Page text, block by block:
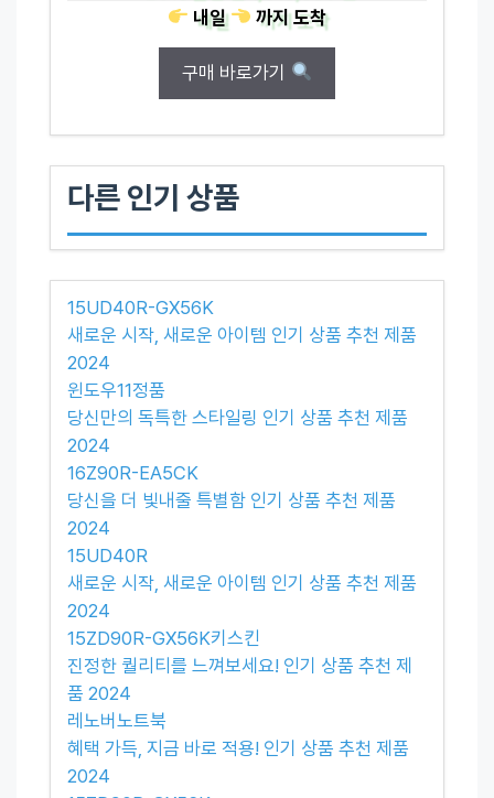
내일
까지도착
구매 바로가기
다른 인기 상품
15UD40R-GX56K
새로운 시작, 새로운 아이템 인기 상품 추천 제품
2024
윈도우11정품
당신만의 독특한 스타일링 인기 상품 추천 제품
2024
16Z90R-EA5CK
당신을 더 빛내줄 특별함 인기 상품 추천 제품
2024
15UD40R
새로운 시작, 새로운 아이템 인기 상품 추천 제품
2024
15ZD90R-GX56K키스킨
진정한 퀄리티를 느껴보세요! 인기 상품 추천 제
품 2024
레노버노트북
혜택 가득, 지금 바로 적용! 인기 상품 추천 제품
2024